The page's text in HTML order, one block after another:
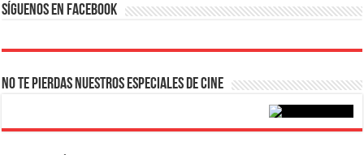
Síguenos en Facebook
No te pierdas nuestros Especiales de Cine